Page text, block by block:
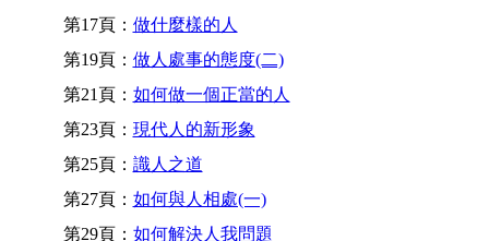
第17頁： 做什麼樣的人
第19頁： 做人處事的態度(二)
第21頁： 如何做一個正當的人
第23頁： 現代人的新形象
第25頁： 識人之道
第27頁： 如何與人相處(一)
第29頁： 如何解決人我問題